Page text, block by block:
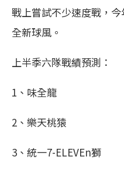
戰上嘗試不少速度戰，
全新球風。
上半季六隊戰績預測：
1、味全龍
2、樂天桃猿
3、統一7-ELEVEn獅